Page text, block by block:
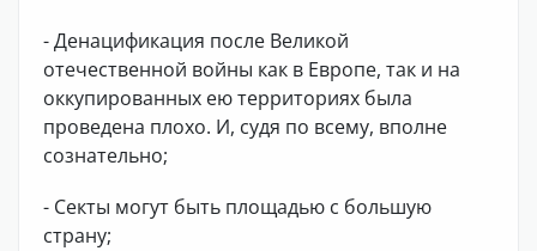
- Денацификация после Великой
отечественной войны как в Европе, так и на
оккупированных ею территориях была
проведена плохо. И, судя по всему, вполне
сознательно;
- Секты могут быть площадью с большую
страну;